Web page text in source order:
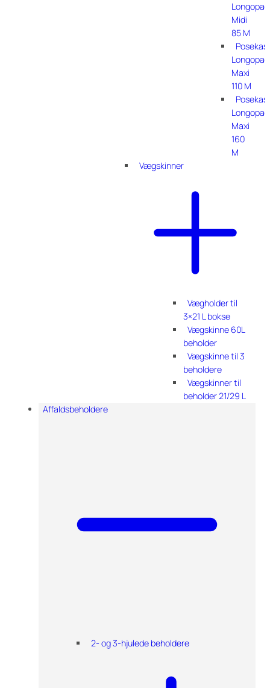
Longopac
Midi
85 M
Longopac
Maxi
110 M
Longopac
Maxi
160
M
Vægskinner
Vægholder til
3×21 L bokse
Vægskinne 60L
beholder
Vægskinne til 3
beholdere
Vægskinner til
beholder 21/29 L
Affaldsbeholdere
2- og 3-hjulede beholdere